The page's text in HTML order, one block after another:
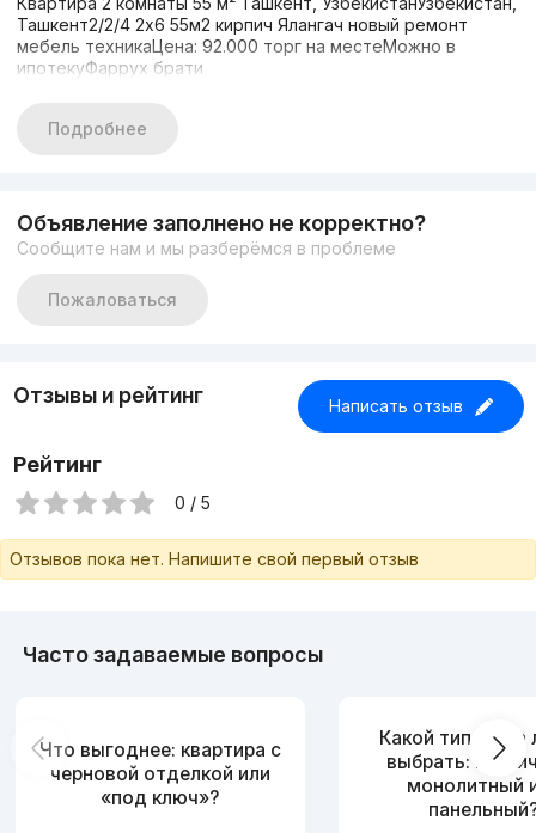
Ташкент2/2/4 2х6 55м2 кирпич Ялангач новый ремонт
мебель техникаЦена: 92.000 торг на местеМожно в
ипотекуФаррух брати
Подробнее
Объявление заполнено не корректно?
Сообщите нам и мы разберёмся в проблеме
Пожаловаться
Отзывы и рейтинг Написать отзыв
Рейтинг
0 / 5
Отзывов пока нет. Напишите свой первый отзыв
Часто задаваемые вопросы
Что выгоднее: квартира с
черновой отделкой или
«под ключ»?
Какой тип дома
выбрать:
монолитный